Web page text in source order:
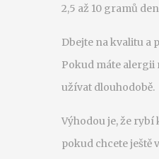
2,5 až 10 gramů
Dbejte na kvalitu a
Pokud máte alergii
užívat dlouhodobě.
Výhodou je, že
pokud chcete ještě